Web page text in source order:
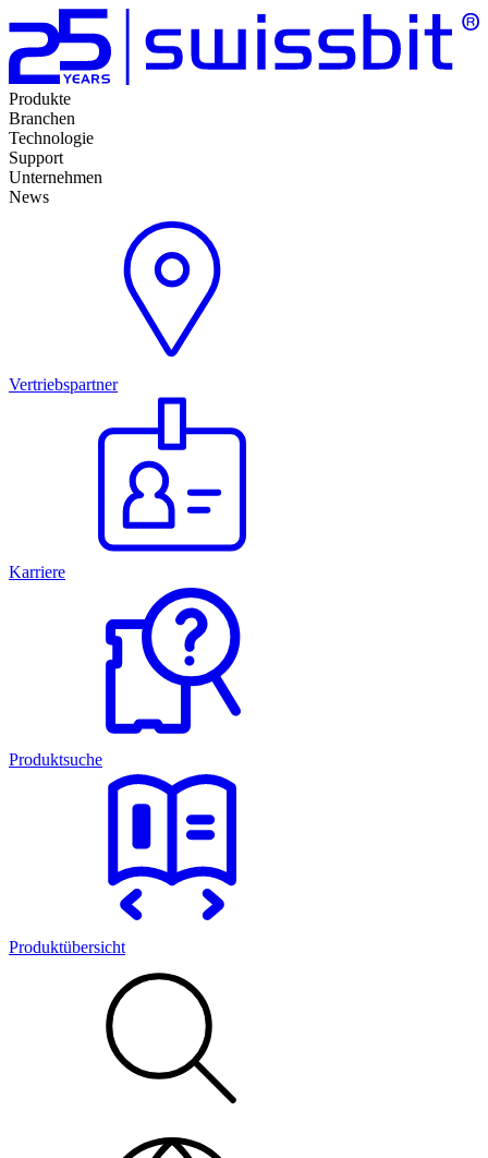
Produkte
Branchen
Technologie
Support
Unternehmen
News
Vertriebspartner
Karriere
Produktsuche
Produktübersicht